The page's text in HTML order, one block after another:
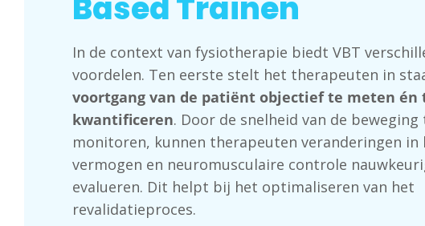
Based Trainen
In de context van fysiotherapie biedt VBT
voordelen. Ten eerste stelt het therapeuten in
voortgang van de patiënt objectief te meten én
kwantificeren. Door de snelheid van de beweging
monitoren, kunnen therapeuten veranderingen in
vermogen en neuromusculaire controle
evalueren. Dit helpt bij het optimaliseren van het
revalidatieproces.